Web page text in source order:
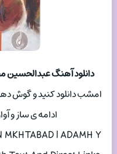
دانلود آهنگ عبدالحسین
امشب دانلود کنید و گوش
ادامه ی ساز و
| ADAMH Y